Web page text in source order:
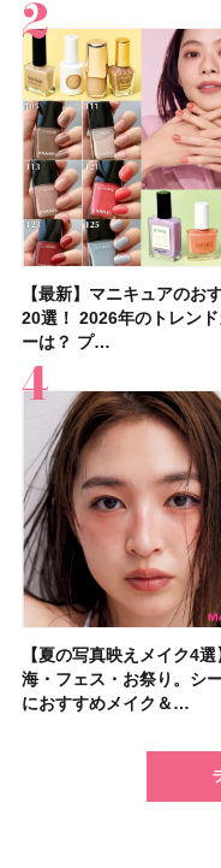
【最新】マニキュアのお
20選！ 2026年のトレンド
ーは？ プ…
【夏の写真映えメイク4選
海・フェス・お祭り。シ
におすすめメイク＆…
【石井美保さん】おすす
「ブライトニング」11選
キンケアからサプ…
【2026夏】「シートマス
パック」ランキングTOP5
マキアビュー…
【最新】マニキュアのお
20選！ 2026年のトレンド
ーは？ プ…
【夏の写真映えメイク4選
海・フェス・お祭り。シ
におすすめメイク＆…
【2026年】ボディ用日焼
めUVのおすすめ20選！ こ
注目の人気…
【ニベア】美容液リップク
ム＆ボディスクラブが新
大人気の色付き…
【2026夏】「歯磨き粉・
ラルケア」ランキング
＜美容マニア…
【2026夏】「インナーケ
サプリ」ランキングTOP5
美容マニア集…
【2026年夏】おすすめの
36選！ショート・ボブ・ミ
アム・ロング…
【最新】髪のうねり・広が
くせ毛におすすめのシャ
17選
【鈴木えみさんの愛用品
コスメ・スキンケア・ヘア
etc.お気に…
【2026年8月の一粒万倍日
すすめの開運コスメ＆美
テム10選！
【ルナソルアイシャドウ
カラーレーションN新色・
色をイエベ・ブ…
【ジョー マローン ロンド
大人気フレグランス「ウ
セージ ＆ シ…